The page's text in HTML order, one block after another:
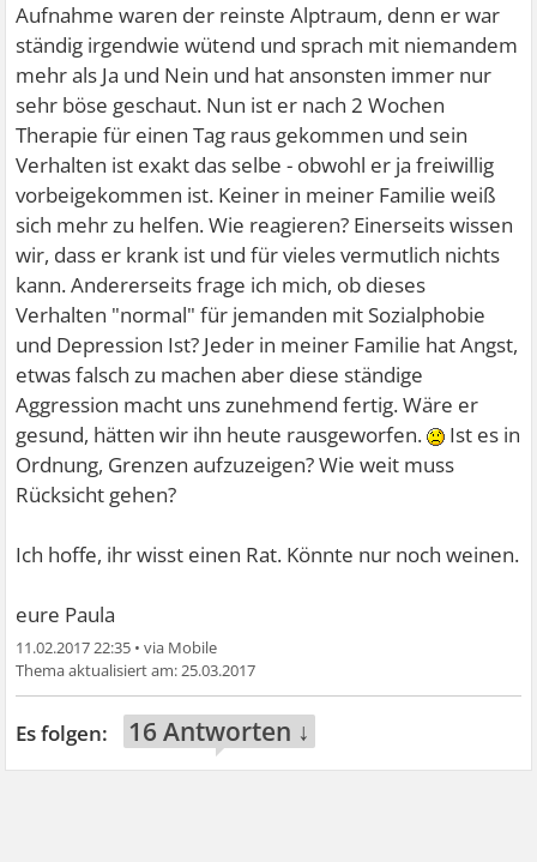
Aufnahme waren der reinste Alptraum, denn er war
ständig irgendwie wütend und sprach mit niemandem
mehr als Ja und Nein und hat ansonsten immer nur
sehr böse geschaut. Nun ist er nach 2 Wochen
Therapie für einen Tag raus gekommen und sein
Verhalten ist exakt das selbe - obwohl er ja freiwillig
vorbeigekommen ist. Keiner in meiner Familie weiß
sich mehr zu helfen. Wie reagieren? Einerseits wissen
wir, dass er krank ist und für vieles vermutlich nichts
kann. Andererseits frage ich mich, ob dieses
Verhalten "normal" für jemanden mit Sozialphobie
und Depression Ist? Jeder in meiner Familie hat Angst,
etwas falsch zu machen aber diese ständige
Aggression macht uns zunehmend fertig. Wäre er
gesund, hätten wir ihn heute rausgeworfen.
Ist es in
Ordnung, Grenzen aufzuzeigen? Wie weit muss
Rücksicht gehen?
Ich hoffe, ihr wisst einen Rat. Könnte nur noch weinen.
eure Paula
11.02.2017 22:35 •
25.03.2017
16 Antworten ↓